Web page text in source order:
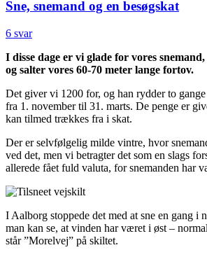
Sne, snemand og en besøgskat
6 svar
I disse dage er vi glade for vores
og salter vores 60-70 meter lange fortov.
Det giver vi 1200 for, og han rydder to
fra 1. november til 31. marts. De penge er
kan tilmed trækkes fra i skat.
Der er selvfølgelig milde vintre, hvor
ved det, men vi betragter det som en slags
allerede fået fuld valuta, for snemanden har
I Aalborg stoppede det med at sne en gang i
man kan se, at vinden har været i øst –
står ”Morelvej” på skiltet.